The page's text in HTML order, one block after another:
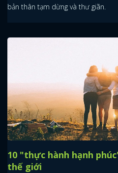
bản thân tạm dừng và thư giãn.
10 "thực hành hạnh
thế giới